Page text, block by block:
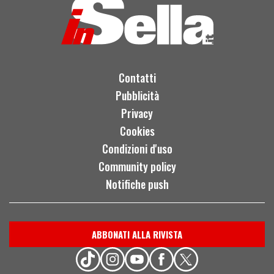
Contatti
Pubblicità
Privacy
Cookies
Condizioni d'uso
Community policy
Notifiche push
ABBONATI ALLA RIVISTA